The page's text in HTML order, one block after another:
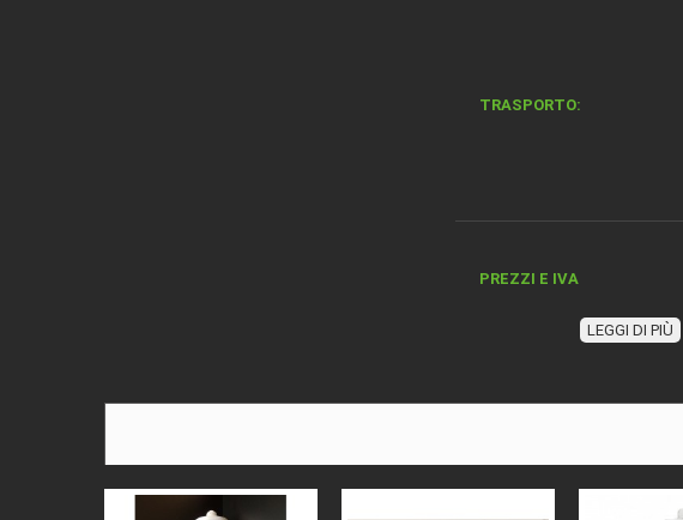
TRASPORTO:
PREZZI E IVA
TIPO DI LEGNO
LEGGI DI PIÙ